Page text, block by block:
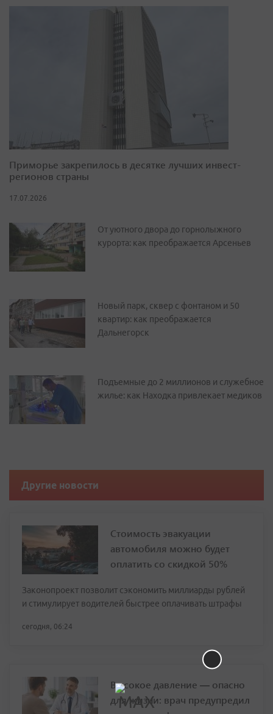
Приморье закрепилось в десятке лучших инвест-
регионов страны
17.07.2026
От уютного двора до горнолыжного
курорта: как преображается Арсеньев
Новый парк, сквер с фонтаном и 50
квартир: как преображается
Дальнегорск
Подъемные до 2 миллионов и служебное
жилье: как Находка привлекает медиков
Другие новости
Стоимость эвакуации
автомобиля можно будет
оплатить со скидкой 50%
Законопроект позволит сэкономить миллиарды рублей
и стимулирует водителей быстрее оплачивать штрафы
сегодня, 06:24
Высокое давление — опасно
для жизни: врач предупредил